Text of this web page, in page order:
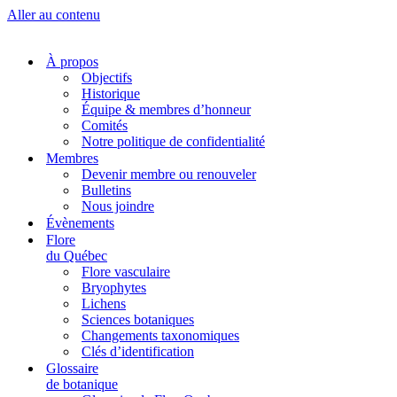
Aller au contenu
À propos
Objectifs
Historique
Équipe & membres d’honneur
Comités
Notre politique de confidentialité
Membres
Devenir membre ou renouveler
Bulletins
Nous joindre
Évènements
Flore
du Québec
Flore vasculaire
Bryophytes
Lichens
Sciences botaniques
Changements taxonomiques
Clés d’identification
Glossaire
de botanique